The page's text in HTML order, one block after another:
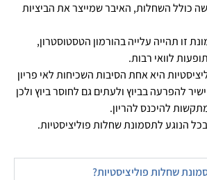
כולל השחלות, האיבר שמייצר את הביציות
זו תהייה עלייה בהורמון הטסטוסטרון,
לוואי רבות.
היא אחת הסיבות השכיחות לאי פריון
להפרעה בביוץ ולעתים גם לחוסר ביוץ ולכן
להיכנס להריון.
הנוגע לתסמונת שחלות פוליציסטיות.
שחלות פוליציסטיות?